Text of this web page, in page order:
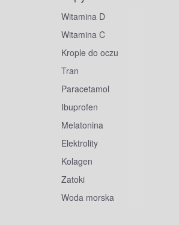
Witamina D
Witamina C
Krople do oczu
Tran
Paracetamol
Ibuprofen
Melatonina
Elektrolity
Kolagen
Zatoki
Woda morska